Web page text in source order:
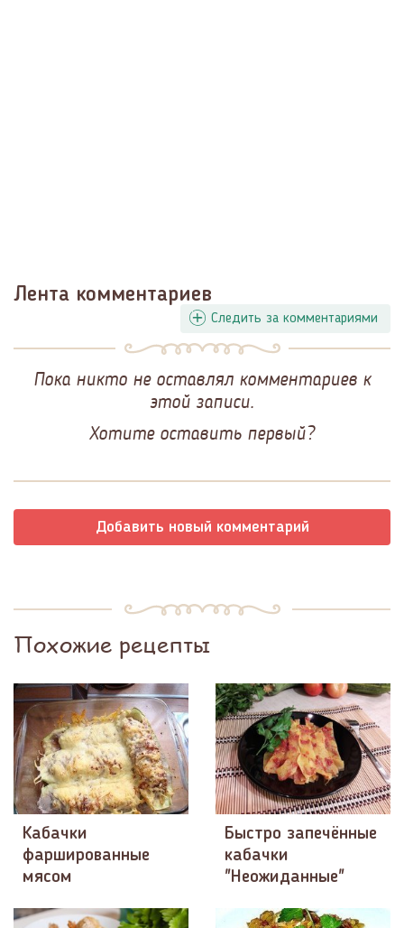
Лента комментариев
Следить за комментариями
Пока никто не оставлял комментариев к
этой записи.
Хотите оставить первый?
Добавить новый комментарий
Похожие рецепты
Кабачки
фаршированные
мясом
Быстро запечённые
кабачки
"Неожиданные"